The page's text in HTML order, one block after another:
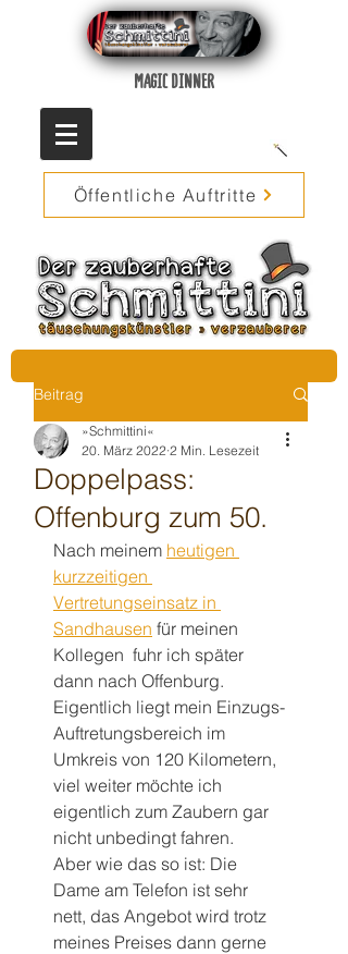
MAGIC DINNER
Öffentliche Auftritte
Beitrag
Doppelpass:
Offenburg zum 50.
»Schmittini«
20. März 2022 2 Min. Lesezeit
Nach meinem heutigen
kurzzeitigen
Vertretungseinsatz in
Sandhausen für meinen
Kollegen  fuhr ich später
dann nach Offenburg.
Eigentlich liegt mein Einzugs-
Auftretungsbereich im
Umkreis von 120 Kilometern,
viel weiter möchte ich
eigentlich zum Zaubern gar
nicht unbedingt fahren.
Aber wie das so ist: Die
Dame am Telefon ist sehr
nett, das Angebot wird trotz
meines Preises dann gerne